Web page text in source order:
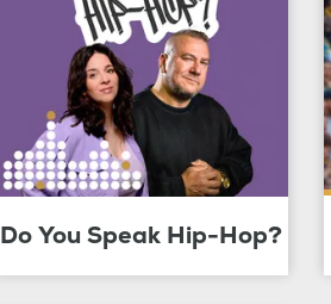
Do You Speak Hip-Hop?